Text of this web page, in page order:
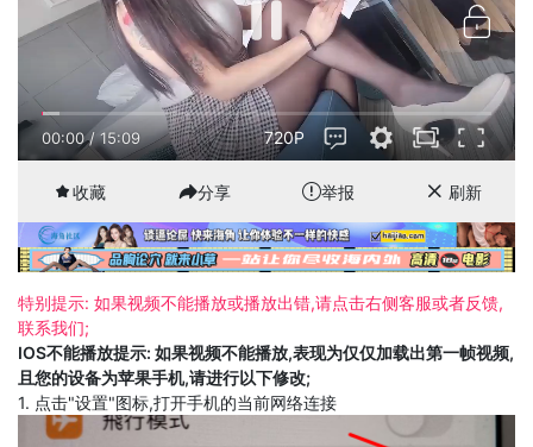
00:00/15:09 720P
收藏 分享 举报 刷新
特别提示: 如果视频不能播放或播放出错,请点击右侧客服或者反馈,
联系我们;
IOS不能播放提示: 如果视频不能播放,表现为仅仅加载出第一帧视频,
且您的设备为苹果手机,请进行以下修改;
1. 点击"设置"图标,打开手机的当前网络连接